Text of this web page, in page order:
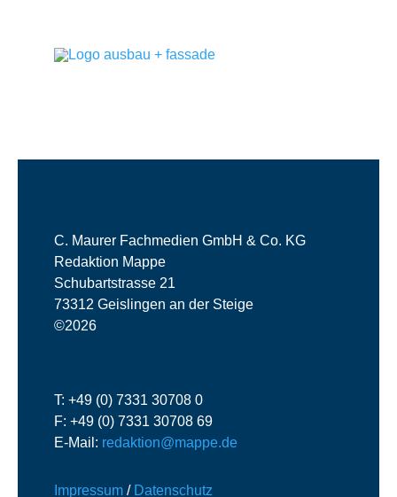
C. Maurer Fachmedien GmbH & Co. KG
Redaktion Mappe
Schubartstrasse 21
73312 Geislingen an der Steige
©2026
T: +49 (0) 7331 30708 0
F: +49 (0) 7331 30708 69
E-Mail: redaktion@mappe.de
Impressum/ Datenschutz